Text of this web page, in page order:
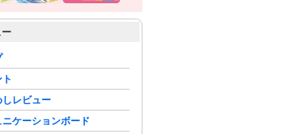
ー
しレビュー
ニケーションボード